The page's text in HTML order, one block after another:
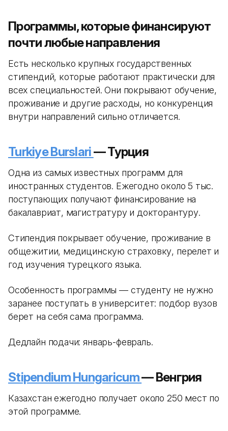
Программы, которые финансируют
почти любые направления
Есть несколько крупных государственных
стипендий, которые работают практически для
всех специальностей. Они покрывают обучение,
проживание и другие расходы, но конкуренция
внутри направлений сильно отличается.
Turkiye Burslari— Турция
Одна из самых известных программ для
иностранных студентов. Ежегодно около 5 тыс.
поступающих получают финансирование на
бакалавриат, магистратуру и докторантуру.
Стипендия покрывает обучение, проживание в
общежитии, медицинскую страховку, перелет и
год изучения турецкого языка.
Особенность программы — студенту не нужно
заранее поступать в университет: подбор вузов
берет на себя сама программа.
Дедлайн подачи: январь-февраль.
Stipendium Hungaricum— Венгрия
Казахстан ежегодно получает около 250 мест по
этой программе.